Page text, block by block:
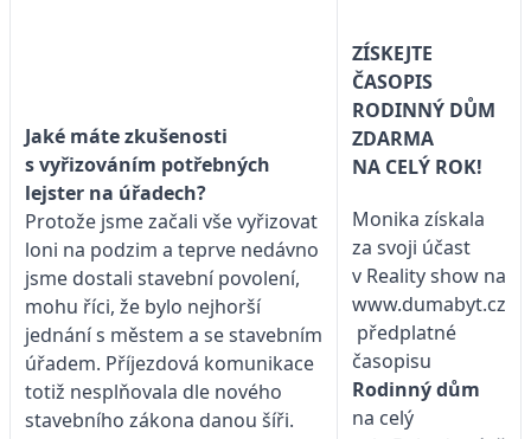
Jaké máte zkušenosti
s vyřizováním potřebných
lejster na úřadech?
Protože jsme začali vše vyřizovat
loni na podzim a teprve nedávno
jsme dostali stavební povolení,
mohu říci, že bylo nejhorší
jednání s městem a se stavebním
úřadem. Příjezdová komunikace
totiž nesplňovala dle nového
stavebního zákona danou šíři.
ZÍSKEJTE
ČASOPIS
RODINNÝ DŮM
ZDARMA
NA CELÝ ROK!
Monika získala
za svoji účast
v Reality show na
www.dumabyt.cz
předplatné
časopisu
Rodinný dům
na celý